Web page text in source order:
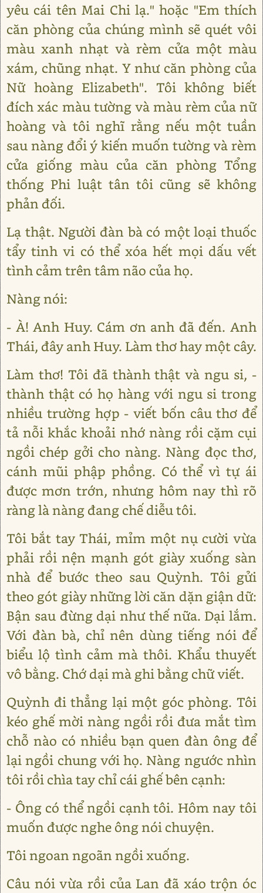
yêu cái tên Mai Chi lạ." hoặc "Em thích
căn phòng của chúng mình sẽ quét vôi
màu xanh nhạt và rèm cửa một màu
xám, chũng nhạt. Y như căn phòng của
Nữ hoàng Elizabeth". Tôi không biết
đích xác màu tường và màu rèm của nữ
hoàng và tôi nghĩ rằng nếu một tuần
sau nàng đổi ý kiến muốn tường và rèm
cửa giống màu của căn phòng Tổng
thống Phi luật tân tôi cũng sẽ không
phản đối.
Lạ thật. Người đàn bà có một loại thuốc
tẩy tinh vi có thể xóa hết mọi dấu vết
tình cảm trên tâm não của họ.
Nàng nói:
- À! Anh Huy. Cám ơn anh đã đến. Anh
Thái, đây anh Huy. Làm thơ hay một cây.
Làm thơ! Tôi đã thành thật và ngu si, -
thành thật có họ hàng với ngu si trong
nhiều trường hợp - viết bốn câu thơ để
tả nỗi khắc khoải nhớ nàng rồi cặm cụi
ngồi chép gởi cho nàng. Nàng đọc thơ,
cánh mũi phập phồng. Có thể vì tự ái
được mơn trớn, nhưng hôm nay thì rõ
ràng là nàng đang chế diễu tôi.
Tôi bắt tay Thái, mỉm một nụ cười vừa
phải rồi nện mạnh gót giày xuống sàn
nhà để bước theo sau Quỳnh. Tôi gửi
theo gót giày những lời căn dặn giận dữ:
Bận sau đừng dại như thế nữa. Dại lắm.
Với đàn bà, chỉ nên dùng tiếng nói để
biểu lộ tình cảm mà thôi. Khẩu thuyết
vô bằng. Chớ dại mà ghi bằng chữ viết.
Quỳnh đi thẳng lại một góc phòng. Tôi
kéo ghế mời nàng ngồi rồi đưa mắt tìm
chỗ nào có nhiều bạn quen đàn ông để
lại ngồi chung với họ. Nàng ngước nhìn
tôi rồi chìa tay chỉ cái ghế bên cạnh:
- Ông có thể ngồi cạnh tôi. Hôm nay tôi
muốn được nghe ông nói chuyện.
Tôi ngoan ngoãn ngồi xuống.
Câu nói vừa rồi của Lan đã xáo trộn óc